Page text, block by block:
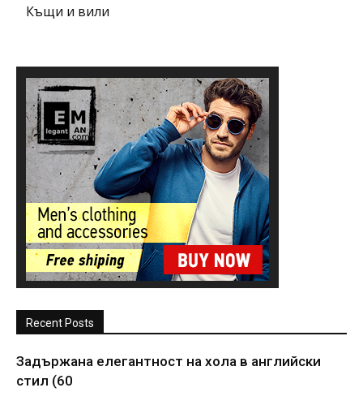
Къщи и вили
Recent Posts
Задържана елегантност на хола в английски
стил (60